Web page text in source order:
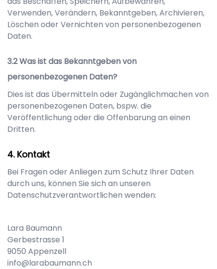
Verwenden, Verändern, Bekanntgeben, Archivieren,
Löschen oder Vernichten von personenbezogenen
Daten.
Was ist das Bekanntgeben von
personenbezogenen Daten?
Dies ist das Übermitteln oder Zugänglichmachen von
personenbezogenen Daten, bspw. die
Veröffentlichung oder die Offenbarung an einen
Dritten.
Kontakt
Bei Fragen oder Anliegen zum Schutz Ihrer Daten
durch uns, können Sie sich an unseren
Datenschutzverantwortlichen wenden:
Lara Baumann
Gerbestrasse 1
9050 Appenzell
info@larabaumann.ch